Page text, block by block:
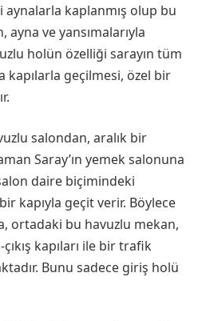
aynalarla kaplanmış olup bu
ve yansımalarıyla
holün özelliği sarayın tüm
kapılarla geçilmesi, özel bir
salondan, aralık bir
Saray’ın yemek salonuna
daire biçimindeki
kapıyla geçit verir. Böylece
ortadaki bu havuzlu mekan,
kapıları ile bir trafik
Bunu sadece giriş holü